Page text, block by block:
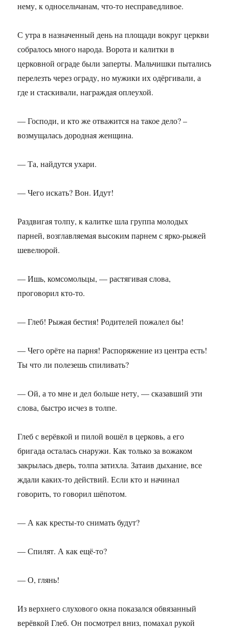
нему, к односельчанам, что-то несправедливое.
С утра в назначенный день на площади вокруг церкви
собралось много народа. Ворота и калитки в
церковной ограде были заперты. Мальчишки пытались
перелезть через ограду, но мужики их одёргивали, а
где и стаскивали, награждая оплеухой.
— Господи, и кто же отважится на такое дело? –
возмущалась дородная женщина.
— Та, найдутся ухари.
— Чего искать? Вон. Идут!
Раздвигая толпу, к калитке шла группа молодых
парней, возглавляемая высоким парнем с ярко-рыжей
шевелюрой.
— Ишь, комсомольцы, — растягивая слова,
проговорил кто-то.
— Глеб! Рыжая бестия! Родителей пожалел бы!
— Чего орёте на парня! Распоряжение из центра есть!
Ты что ли полезешь спиливать?
— Ой, а то мне и дел больше нету, — сказавший эти
слова, быстро исчез в толпе.
Глеб с верёвкой и пилой вошёл в церковь, а его
бригада осталась снаружи. Как только за вожаком
закрылась дверь, толпа затихла. Затаив дыхание, все
ждали каких-то действий. Если кто и начинал
говорить, то говорил шёпотом.
— А как кресты-то снимать будут?
— Спилят. А как ещё-то?
— О, глянь!
Из верхнего слухового окна показался обвязанный
верёвкой Глеб. Он посмотрел вниз, помахал рукой